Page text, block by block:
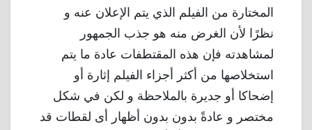
المختارة من الفيلم الذي يتم الإعلان عنه و
نظرًا لأن الغرض منه هو جذب الجمهور
لمشاهدته فإن هذه المقتطفات عادة ما يتم
استخلاصها من أكثر أجزاء الفيلم إثارة أو
إضحاكا أو جديرة بالملاحظة و لكن في شكل
مختصر و عادةً بدون بدون أظهار أى لقطات قد